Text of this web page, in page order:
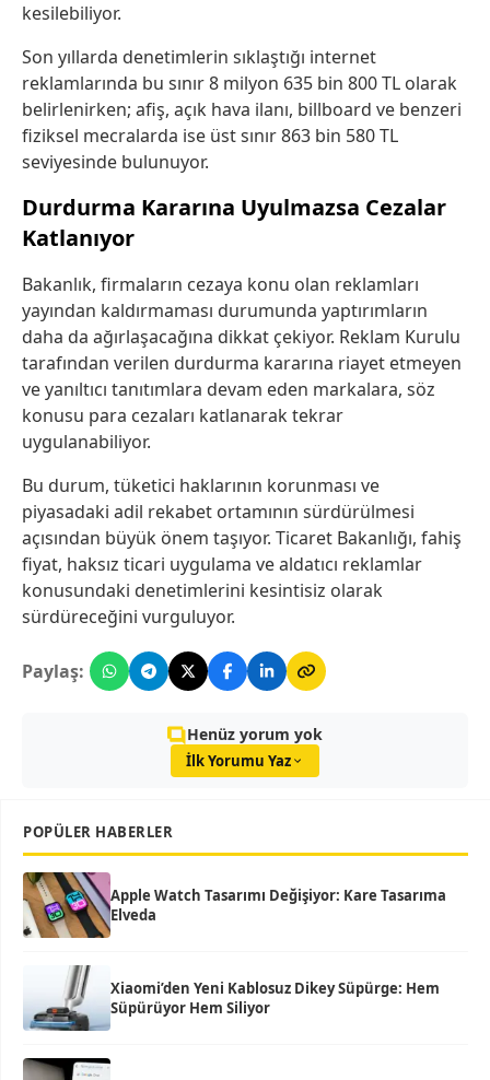
kesilebiliyor.
Son yıllarda denetimlerin sıklaştığı internet
reklamlarında bu sınır 8 milyon 635 bin 800 TL olarak
belirlenirken; afiş, açık hava ilanı, billboard ve benzeri
fiziksel mecralarda ise üst sınır 863 bin 580 TL
seviyesinde bulunuyor.
Durdurma Kararına Uyulmazsa Cezalar
Katlanıyor
Bakanlık, firmaların cezaya konu olan reklamları
yayından kaldırmaması durumunda yaptırımların
daha da ağırlaşacağına dikkat çekiyor. Reklam Kurulu
tarafından verilen durdurma kararına riayet etmeyen
ve yanıltıcı tanıtımlara devam eden markalara, söz
konusu para cezaları katlanarak tekrar
uygulanabiliyor.
Bu durum, tüketici haklarının korunması ve
piyasadaki adil rekabet ortamının sürdürülmesi
açısından büyük önem taşıyor. Ticaret Bakanlığı, fahiş
fiyat, haksız ticari uygulama ve aldatıcı reklamlar
konusundaki denetimlerini kesintisiz olarak
sürdüreceğini vurguluyor.
Paylaş:
Henüz yorum yok
İlk Yorumu Yaz
POPÜLER HABERLER
Apple Watch Tasarımı Değişiyor: Kare Tasarıma
Elveda
Xiaomi’den Yeni Kablosuz Dikey Süpürge: Hem
Süpürüyor Hem Siliyor